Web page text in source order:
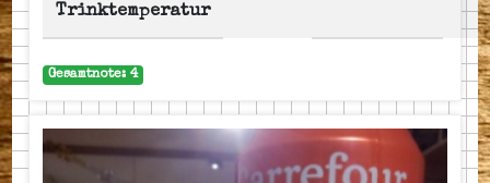
Trinktemperatur
Gesamtnote: 4